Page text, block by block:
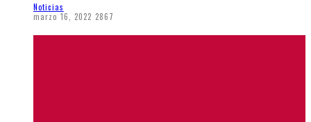
Noticias
marzo 16, 2022 2867